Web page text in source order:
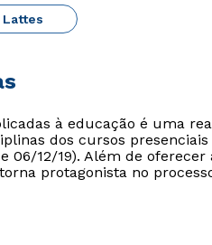
Lattes
à educação é uma
dos cursos
06/12/19). Além de
protagonista no